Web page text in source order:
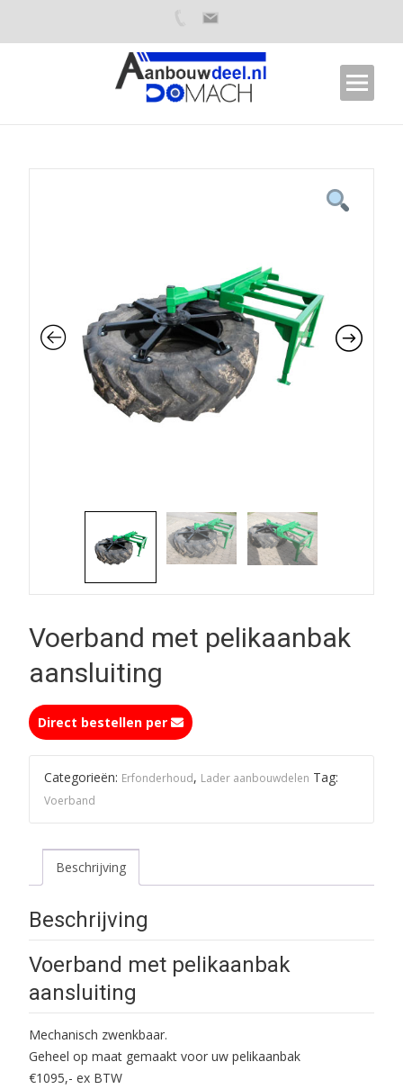
Voerband met pelikaanbak
aansluiting
Direct bestellen per
Categorieën: Erfonderhoud, Lader aanbouwdelen Tag:
Voerband
Beschrijving
Beschrijving
Voerband met pelikaanbak
aansluiting
Mechanisch zwenkbaar.
Geheel op maat gemaakt voor uw pelikaanbak
€1095,- ex BTW